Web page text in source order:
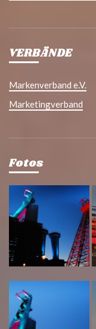
VERBÄNDE
Markenverband e.V.
Marketingverband
Fotos